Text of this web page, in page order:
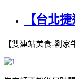
【台北
【雙連站美食-劉